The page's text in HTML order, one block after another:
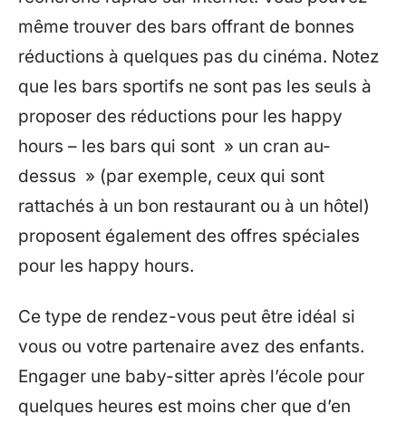
même trouver des bars offrant de bonnes
réductions à quelques pas du cinéma. Notez
que les bars sportifs ne sont pas les seuls à
proposer des réductions pour les happy
hours – les bars qui sont » un cran au-
dessus » (par exemple, ceux qui sont
rattachés à un bon restaurant ou à un hôtel)
proposent également des offres spéciales
pour les happy hours.
Ce type de rendez-vous peut être idéal si
vous ou votre partenaire avez des enfants.
Engager une baby-sitter après l’école pour
quelques heures est moins cher que d’en